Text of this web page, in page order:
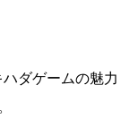
ダゲームの魅力